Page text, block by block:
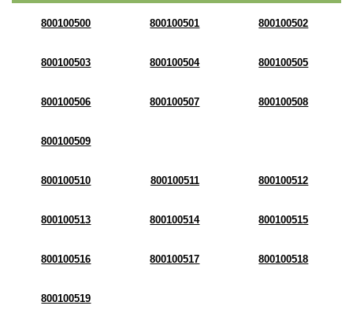
800100500 800100501 800100502
800100503 800100504 800100505
800100506 800100507 800100508
800100509
800100510 800100511 800100512
800100513 800100514 800100515
800100516 800100517 800100518
800100519